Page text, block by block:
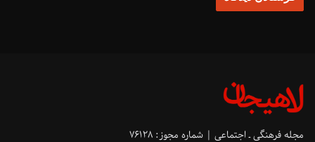
مجله فرهنگی ـ اجتماعی | شماره مجوز: ۷۶۱۲۸